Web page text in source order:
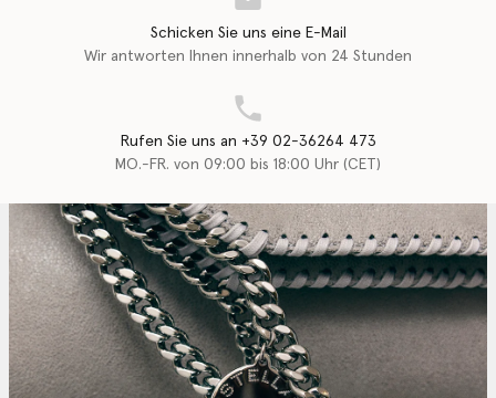
Schicken Sie uns eine E-Mail
Wir antworten Ihnen innerhalb von 24 Stunden
Rufen Sie uns an +39 02-36264 473
MO.-FR. von 09:00 bis 18:00 Uhr (CET)